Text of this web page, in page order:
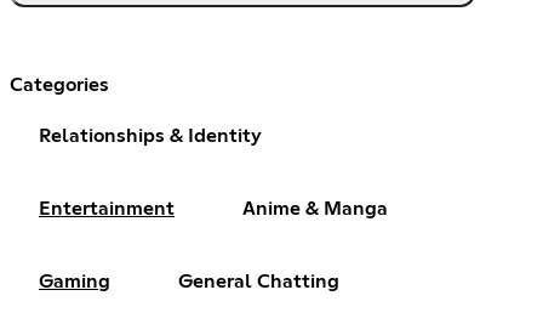
Categories
Relationships & Identity
Entertainment Anime & Manga
Gaming General Chatting